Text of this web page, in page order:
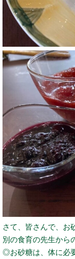
さて、皆さんで、お
別の食育の先生から
◎お砂糖は、体に必